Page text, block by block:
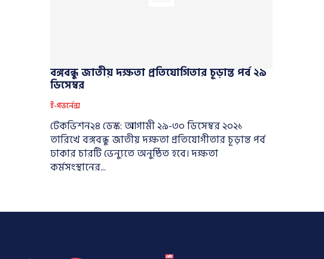
বঙ্গবন্ধু জাতীয় দক্ষতা প্রতিযোগিতার চূড়ান্ত পর্ব ২৯
ডিসেম্বর
ই-গভর্নেন্স
টেকভিশন২৪ ডেস্ক: আগামী ২৯-৩০ ডিসেম্বর ২০২১
তারিখে বঙ্গবন্ধু জাতীয় দক্ষতা প্রতিযোগীতার চূড়ান্ত পর্ব
ঢাকার চারটি ভেন্যুতে অনুষ্ঠিত হবে। দক্ষতা
কর্মসংস্থানের...